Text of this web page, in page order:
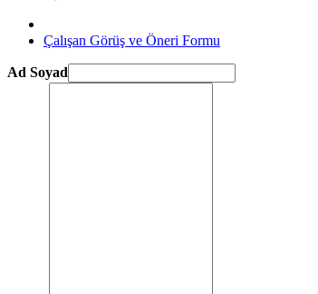
Çalışan Görüş ve Öneri Formu
Ad Soyad